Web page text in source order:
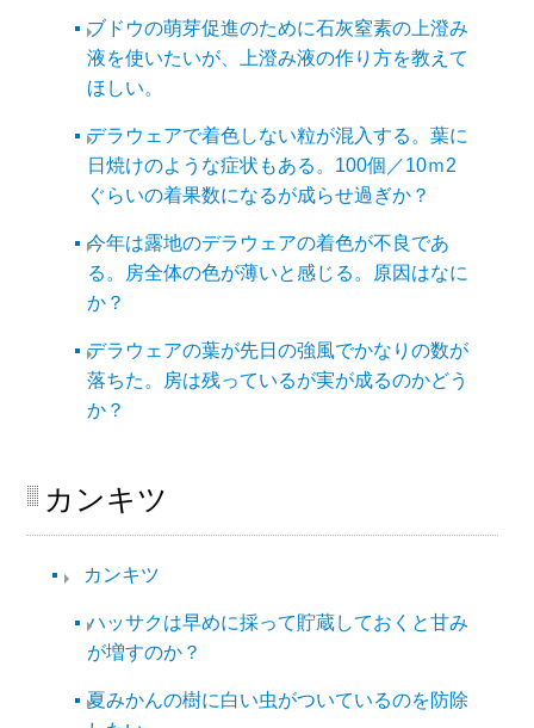
ブドウの萌芽促進のために石灰窒素の上澄み
液を使いたいが、上澄み液の作り方を教えて
ほしい。
デラウェアで着色しない粒が混入する。葉に
日焼けのような症状もある。100個／10ｍ2
ぐらいの着果数になるが成らせ過ぎか？
今年は露地のデラウェアの着色が不良であ
る。房全体の色が薄いと感じる。原因はなに
か？
デラウェアの葉が先日の強風でかなりの数が
落ちた。房は残っているが実が成るのかどう
か？
カンキツ
カンキツ
ハッサクは早めに採って貯蔵しておくと甘み
が増すのか？
夏みかんの樹に白い虫がついているのを防除